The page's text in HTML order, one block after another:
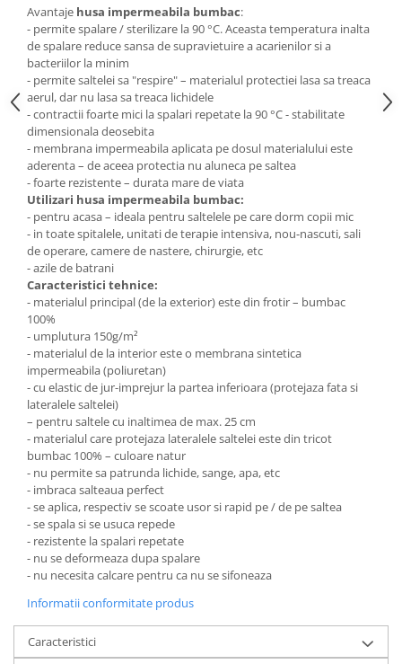
Mese gradinita
Scaune gradinita
Set mese si scaune gradinita
Mobilier copii
Mobila camera copii
Scaune birou pentru copii
Saltele patuturi copii
Paturi copii
Masa si scaune gradinita
Seturi comode living si dormitor
Avantaje husa impermeabila bumbac:
- permite spalare / sterilizare la 90 °C. Aceasta temperatura inalta
de spalare reduce sansa de supravietuire a acarienilor si a
bacteriilor la minim
- permite saltelei sa "respire" – materialul protectiei lasa sa treaca
aerul, dar nu lasa sa treaca lichidele
- contractii foarte mici la spalari repetate la 90 °C - stabilitate
dimensionala deosebita
- membrana impermeabila aplicata pe dosul materialului este
aderenta – de aceea protectia nu aluneca pe saltea
- foarte rezistente – durata mare de viata
Utilizari husa impermeabila bumbac:
- pentru acasa – ideala pentru saltelele pe care dorm copii mic
- in toate spitalele, unitati de terapie intensiva, nou-nascuti, sali
de operare, camere de nastere, chirurgie, etc
- azile de batrani
Caracteristici tehnice:
- materialul principal (de la exterior) este din frotir – bumbac
100%
- umplutura 150g/m²
- materialul de la interior este o membrana sintetica
impermeabila (poliuretan)
- cu elastic de jur-imprejur la partea inferioara (protejaza fata si
lateralele saltelei)
– pentru saltele cu inaltimea de max. 25 cm
- materialul care protejaza lateralele saltelei este din tricot
bumbac 100% – culoare natur
- nu permite sa patrunda lichide, sange, apa, etc
- imbraca salteaua perfect
- se aplica, respectiv se scoate usor si rapid pe / de pe saltea
- se spala si se usuca repede
- rezistente la spalari repetate
- nu se deformeaza dupa spalare
- nu necesita calcare pentru ca nu se sifoneaza
Informatii conformitate produs
Caracteristici